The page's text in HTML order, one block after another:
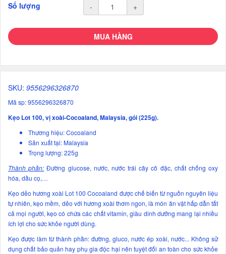
Số lượng - +
MUA HÀNG
SKU: 9556296326870
Mã sp: 9556296326870
Kẹo Lot 100, vị xoài-Cocoaland, Malaysia, gói (225g).
Thương hiệu: Cocoaland
Sản xuất tại: Malaysia
Trọng lượng: 225g
Thành phần: Đường glucose, nước, nước trái cây cô đặc, chất chống oxy
hóa, dầu cọ,…
Kẹo dẻo hương xoài Lot 100 Cocoaland được chế biến từ nguồn nguyên liệu
tự nhiên, kẹo mềm, dẻo với hương xoài thơm ngon, là món ăn vặt hấp dẫn tất
cả mọi người, kẹo có chứa các chất vitamin, giàu dinh dưỡng mang lại nhiều
ích lợi cho sức khỏe người dùng.
Kẹo được làm từ thành phần: đường, gluco, nước ép xoài, nước... Không sử
dụng chất bảo quản hay phụ gia độc hại nên tuyệt đối an toàn cho sức khỏe